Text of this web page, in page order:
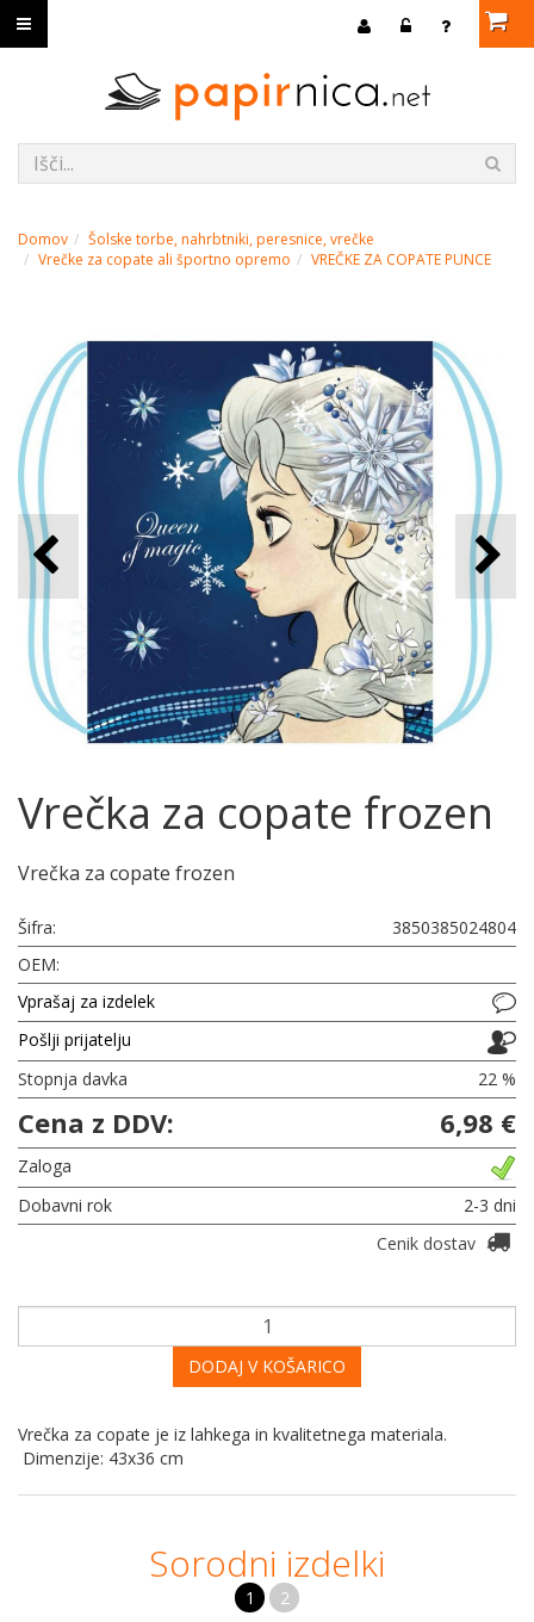
Domov
Šolske torbe, nahrbtniki, peresnice, vrečke
Vrečke za copate ali športno opremo
VREČKE ZA COPATE PUNCE
Vrečka za copate frozen
Vrečka za copate frozen
Šifra:
3850385024804
OEM:
Vprašaj za izdelek
Pošlji prijatelju
Stopnja davka
22 %
Cena z DDV: 6,98 €
Zaloga
Dobavni rok
2-3 dni
Cenik dostav
DODAJ V KOŠARICO
Vrečka za copate je iz lahkega in kvalitetnega materiala.
Dimenzije: 43x36 cm
Sorodni izdelki
1 2